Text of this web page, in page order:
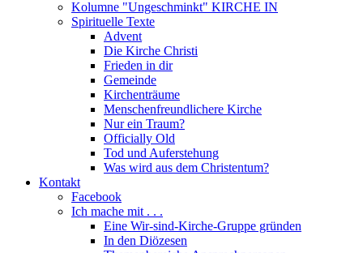
Kolumne "Ungeschminkt" KIRCHE IN
Spirituelle Texte
Advent
Die Kirche Christi
Frieden in dir
Gemeinde
Kirchenträume
Menschenfreundlichere Kirche
Nur ein Traum?
Officially Old
Tod und Auferstehung
Was wird aus dem Christentum?
Kontakt
Facebook
Ich mache mit . . .
Eine Wir-sind-Kirche-Gruppe gründen
In den Diözesen